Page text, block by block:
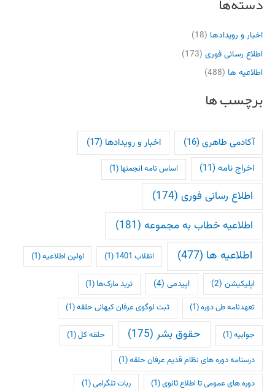
اخبار و رویدادها (18)
اطلاع رسانی فوری (173)
اطلاعیه ها (488)
برچسب ها
آکادمی طاهری(16) اخبار و رویدادها (17)
اخراج نامه (11) اساس نامه انجمنها (1)
اطلاع رسانی فوری (174)
اطلاعیه خطاب به مجموعه (181)
اطلاعیه ها (477) انقلاب 1401 (1) اولین اطلاعیه(1)
اپلیکیشن (2) اپیدمی(4) ترید مارک‌ها (1)
تعهدنامه طی دوره(1) ثبت لوگوی عرفان کیهانی حلقه(1)
جوابیه(1) حقوق بشر (175) حلقه کل(1)
درسنامه دوره های نظام قدیم عرفان حلقه(1)
دوره های عمومی تا اطلاع ثانوی(1) ربات تلگرامی(1)